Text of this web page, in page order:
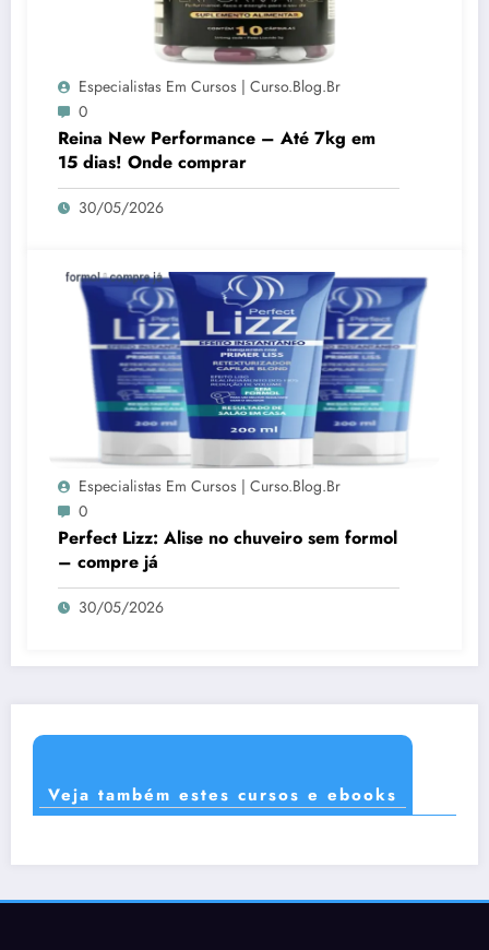
Especialistas Em Cursos | Curso.blog.br
0
Reina New Performance – Até 7kg em
15 dias! Onde comprar
30/05/2026
Especialistas Em Cursos | Curso.blog.br
0
Perfect Lizz: Alise no chuveiro sem formol
– compre já
30/05/2026
Veja também estes cursos e ebooks